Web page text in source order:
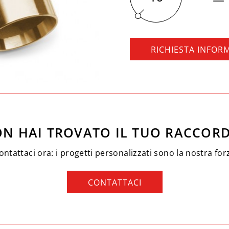
RICHIESTA
HAI TROVATO IL TUO
ora: i progetti personalizzati sono la nostra
CONTATTACI